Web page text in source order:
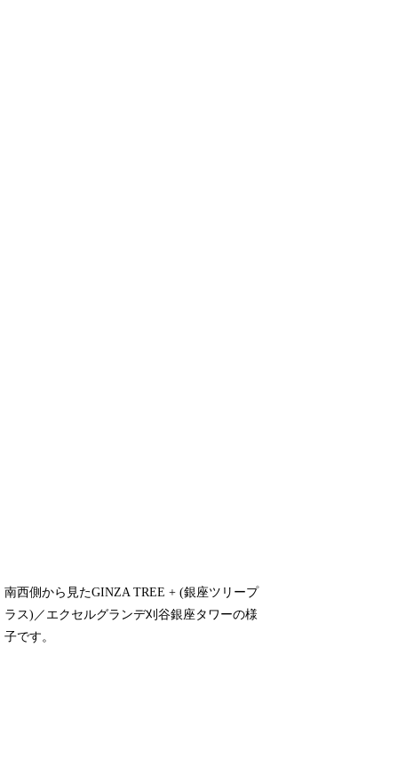
南西側から見たGINZA TREE + (銀座ツリープ
ラス)／エクセルグランデ刈谷銀座タワーの様
子です。